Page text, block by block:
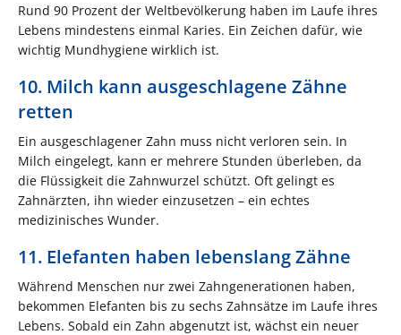
Rund 90 Prozent der Weltbevölkerung haben im Laufe ihres
Lebens mindestens einmal Karies. Ein Zeichen dafür, wie
wichtig Mundhygiene wirklich ist.
10. Milch kann ausgeschlagene Zähne
retten
Ein ausgeschlagener Zahn muss nicht verloren sein. In
Milch eingelegt, kann er mehrere Stunden überleben, da
die Flüssigkeit die Zahnwurzel schützt. Oft gelingt es
Zahnärzten, ihn wieder einzusetzen – ein echtes
medizinisches Wunder.
11. Elefanten haben lebenslang Zähne
Während Menschen nur zwei Zahngenerationen haben,
bekommen Elefanten bis zu sechs Zahnsätze im Laufe ihres
Lebens. Sobald ein Zahn abgenutzt ist, wächst ein neuer